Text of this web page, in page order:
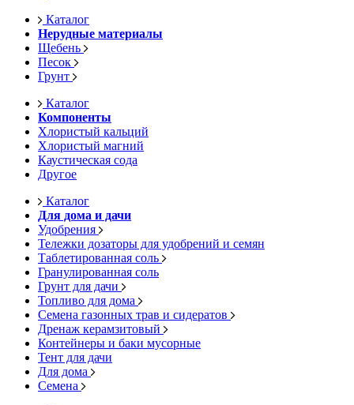
Каталог
Нерудные материалы
Щебень
Песок
Грунт
Каталог
Компоненты
Хлористый кальций
Хлористый магний
Каустическая сода
Другое
Каталог
Для дома и дачи
Удобрения
Тележки дозаторы для удобрений и семян
Таблетированная соль
Гранулированная соль
Грунт для дачи
Топливо для дома
Семена газонных трав и сидератов
Дренаж керамзитовый
Контейнеры и баки мусорные
Тент для дачи
Для дома
Семена